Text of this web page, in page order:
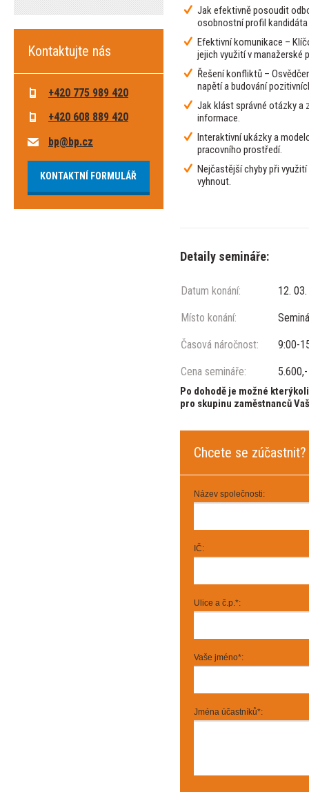
Kontaktujte nás
+420 775 989 420
+420 608 889 420
bp@bp.cz
KONTAKTNÍ FORMULÁŘ
Jak efektivně posoudit
osobnostní profil kandidáta
Efektivní komunikace –
jejich využití v manažerské
Řešení konfliktů –
napětí a budování
Jak klást správné otázky a
informace.
Interaktivní ukázky a
pracovního prostředí.
Nejčastější chyby při
vyhnout.
Detaily semináře:
Datum konání: 12.
Místo konání:
Časová náročnost: 9:00-
Cena semináře:
Po dohodě je možné
pro skupinu zaměstnanců
Chcete se
Název společnosti:
IČ:
Ulice a č.p.*:
Vaše jméno*:
Jména účastníků*: